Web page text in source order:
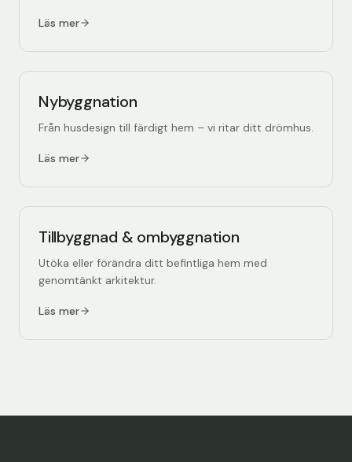
Läs mer
Nybyggnation
Från husdesign till färdigt hem – vi ritar ditt drömhus.
Läs mer
Tillbyggnad & ombyggnation
Utöka eller förändra ditt befintliga hem med
genomtänkt arkitektur.
Läs mer